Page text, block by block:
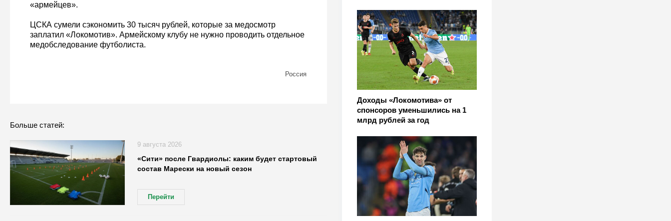
Доходы «Локомотива» от
спонсоров уменьшились на 1
млрд рублей за год
«армейцев».
ЦСКА сумели сэкономить 30 тысяч рублей, которые за медосмотр
заплатил «Локомотив». Армейскому клубу не нужно проводить отдельное
медобследование футболиста.
Россия
Больше статей:
«Сити» после Гвардиолы: каким будет стартовый
состав Марески на новый сезон
Перейти
9 августа 2026